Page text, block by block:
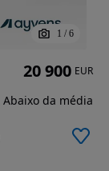
1 / 6
20 900 EUR
Abaixo da média